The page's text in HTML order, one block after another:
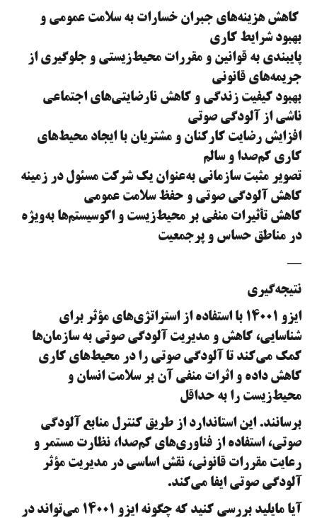
کاهش هزینه‌های جبران خسارات به سلامت عمومی و
بهبود شرایط کاری
پایبندی به قوانین و مقررات محیط‌زیستی و جلوگیری از
جریمه‌های قانونی
بهبود کیفیت زندگی و کاهش نارضایتی‌های اجتماعی
ناشی از آلودگی صوتی
افزایش رضایت کارکنان و مشتریان با ایجاد محیط‌های
کاری کم‌صدا و سالم
تصویر مثبت سازمانی به‌عنوان یک شرکت مسئول در زمینه
کاهش آلودگی صوتی و حفظ سلامت عمومی
کاهش تأثیرات منفی بر محیط‌زیست و اکوسیستم‌ها به‌ویژه
در مناطق حساس و پرجمعیت
—
نتیجه‌گیری
ایزو ۱۴۰۰۱ با استفاده از استراتژی‌های مؤثر برای
شناسایی، کاهش و مدیریت آلودگی صوتی به سازمان‌ها
کمک می‌کند تا آلودگی صوتی را در محیط‌های کاری
کاهش داده و اثرات منفی آن بر سلامت انسان و
محیط‌زیست را به حداقل
برسانند. این استاندارد از طریق کنترل منابع آلودگی
صوتی، استفاده از فناوری‌های کم‌صدا، نظارت مستمر و
رعایت مقررات قانونی، نقش اساسی در مدیریت مؤثر
آلودگی صوتی ایفا می‌کند.
آیا مایلید بررسی کنید که چگونه ایزو ۱۴۰۰۱ می‌تواند در